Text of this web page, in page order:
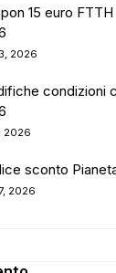
15 euro
2026
condizioni
2026
sconto
2026